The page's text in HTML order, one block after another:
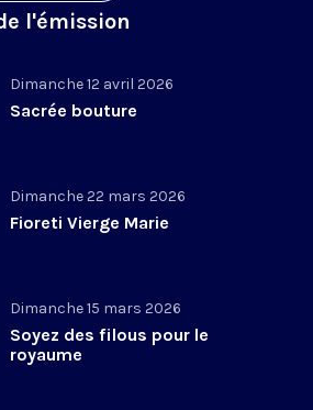
l'émission
Dimanche 12 avril 2026
Sacrée bouture
Dimanche 22 mars 2026
Fioreti Vierge Marie
Dimanche 15 mars 2026
Soyez des filous pour le
royaume